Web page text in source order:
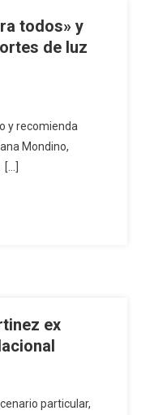
todos» y
de luz
y recomienda
Mondino,
ex
particular,